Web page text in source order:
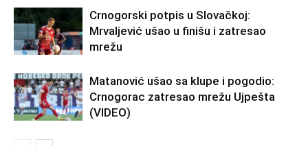
Crnogorski potpis u Slovačkoj:
Mrvaljević ušao u finišu i zatresao
mrežu
Matanović ušao sa klupe i pogodio:
Crnogorac zatresao mrežu Ujpešta
(VIDEO)